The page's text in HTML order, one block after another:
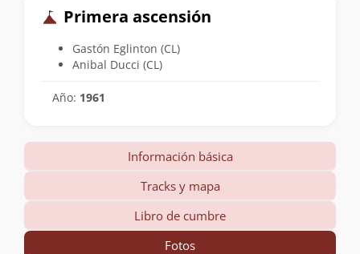
Primera ascensión
Gastón Eglinton (CL)
Anibal Ducci (CL)
Año: 1961
Información básica
Tracks y mapa
Libro de cumbre
Fotos